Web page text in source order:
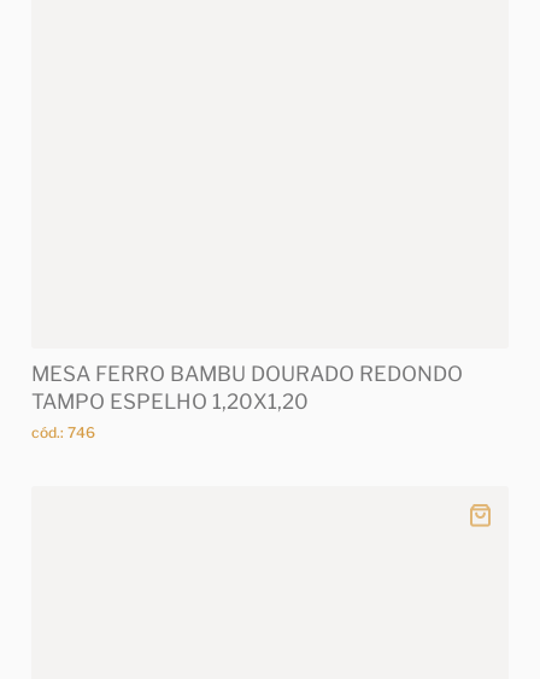
MESA FERRO BAMBU DOURADO REDONDO
TAMPO ESPELHO 1,20X1,20
cód.: 746